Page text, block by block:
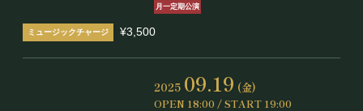
月一定期公演
¥3,500
2025 09.19 (金)
OPEN 18:00 / START 19:00